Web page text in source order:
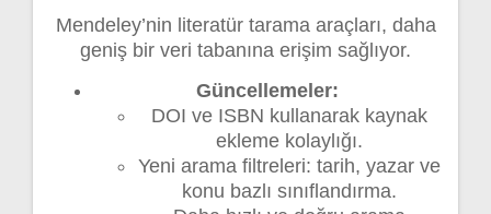
Mendeley’nin literatür tarama araçları, daha
geniş bir veri tabanına erişim sağlıyor.
Güncellemeler:
DOI ve ISBN kullanarak kaynak
ekleme kolaylığı.
Yeni arama filtreleri: tarih, yazar ve
konu bazlı sınıflandırma.